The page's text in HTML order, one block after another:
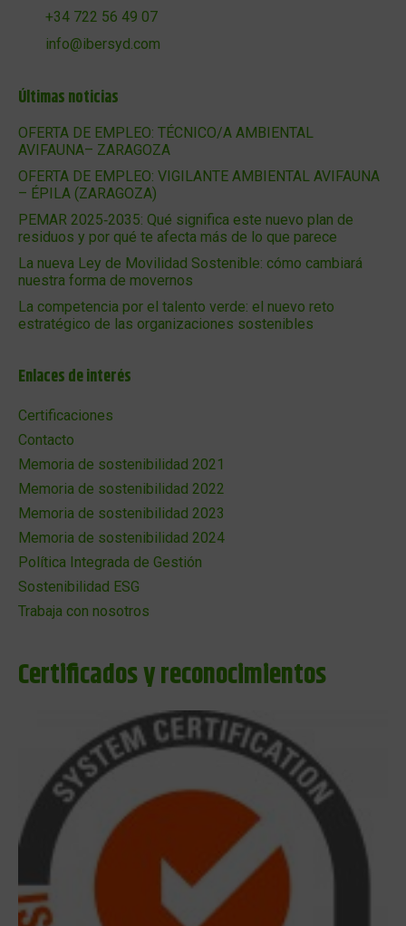
+34 722 56 49 07
info@ibersyd.com
Últimas noticias
OFERTA DE EMPLEO: TÉCNICO/A AMBIENTAL
AVIFAUNA– ZARAGOZA
OFERTA DE EMPLEO: VIGILANTE AMBIENTAL AVIFAUNA
– ÉPILA (ZARAGOZA)
PEMAR 2025‑2035: Qué significa este nuevo plan de
residuos y por qué te afecta más de lo que parece
La nueva Ley de Movilidad Sostenible: cómo cambiará
nuestra forma de movernos
La competencia por el talento verde: el nuevo reto
estratégico de las organizaciones sostenibles
Enlaces de interés
Certificaciones
Contacto
Memoria de sostenibilidad 2021
Memoria de sostenibilidad 2022
Memoria de sostenibilidad 2023
Memoria de sostenibilidad 2024
Política Integrada de Gestión
Sostenibilidad ESG
Trabaja con nosotros
Certificados y reconocimientos